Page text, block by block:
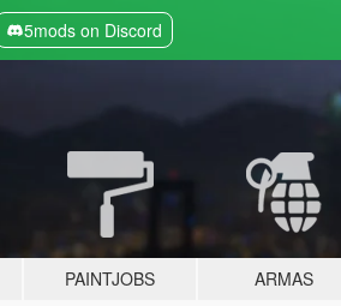
5mods on Discord
PAINTJOBS ARMAS